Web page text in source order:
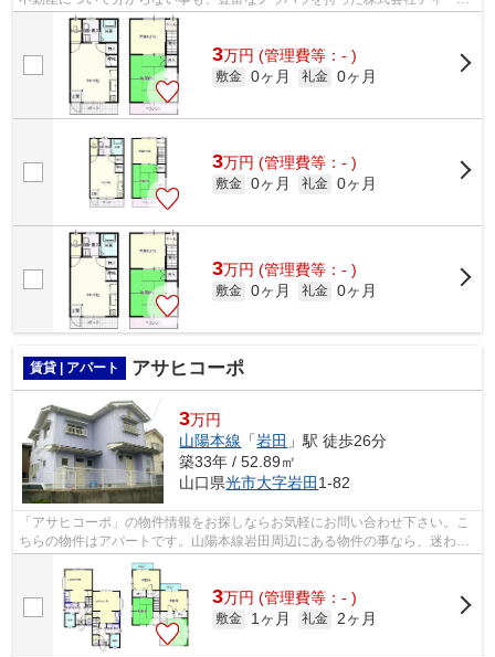
ックススタッフが丁寧に対応致します...
3万円 (管理費等：- )
敷金 0ヶ月 礼金 0ヶ月
3万円 (管理費等：- )
敷金 0ヶ月 礼金 0ヶ月
3万円 (管理費等：- )
敷金 0ヶ月 礼金 0ヶ月
賃貸 | アパート アサヒコーポ
3万円
山陽本線 「岩田 」駅 徒歩26分
築33年 / 52.89㎡
山口県光市大字岩田 1-82
「アサヒコーポ」の物件情報をお探しならお気軽にお問い合わせ下さい。こ
ちらの物件はアパートです。山陽本線岩田周辺にある物件の事なら、迷わず
株式会社ティーレックスにご連絡下さ...
3万円 (管理費等：- )
敷金 1ヶ月 礼金 2ヶ月